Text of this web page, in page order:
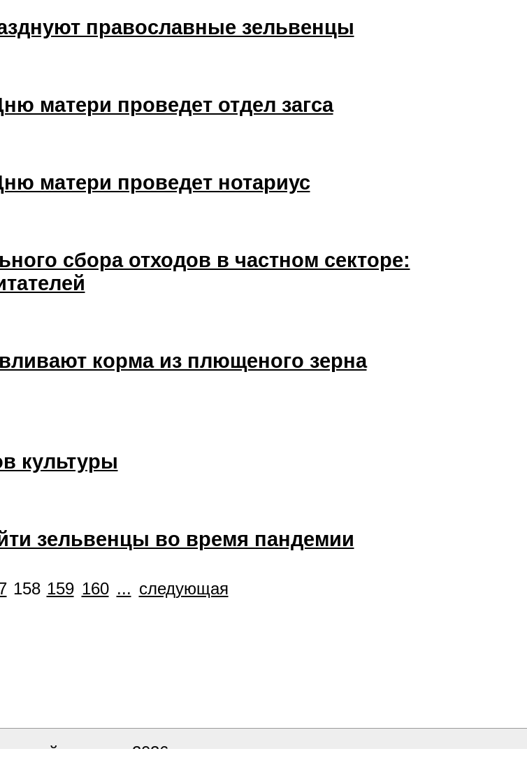
православные зельвенцы
матери проведет отдел загса
матери проведет нотариус
сбора отходов в частном секторе:
корма из плющеного зерна
культуры
зельвенцы во время пандемии
158 159 160 ... следующая
комитет, 2026